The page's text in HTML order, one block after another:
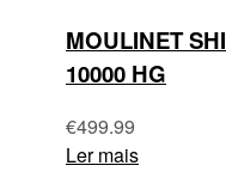
MOULINET
10000 HG
€499.99
Ler mais